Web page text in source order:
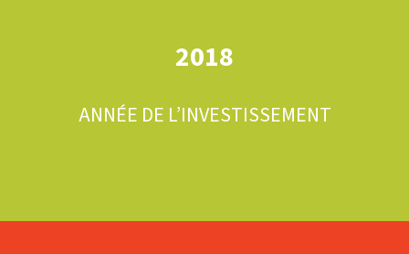
2018
ANNÉE DE L’INVESTISSEMENT